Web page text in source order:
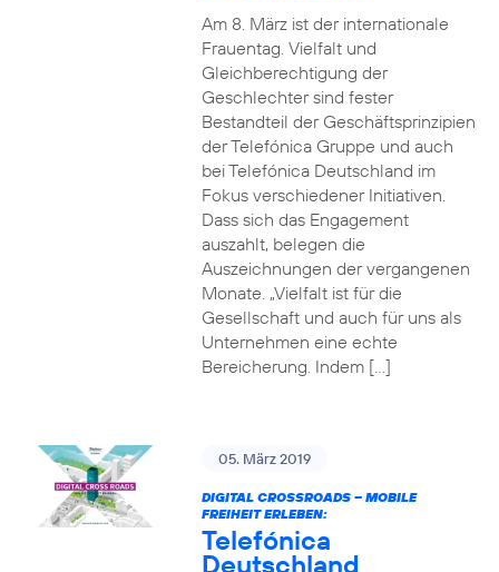
Am 8. März ist der internationale
Frauentag. Vielfalt und
Gleichberechtigung der
Geschlechter sind fester
Bestandteil der Geschäftsprinzipien
der Telefónica Gruppe und auch
bei Telefónica Deutschland im
Fokus verschiedener Initiativen.
Dass sich das Engagement
auszahlt, belegen die
Auszeichnungen der vergangenen
Monate. „Vielfalt ist für die
Gesellschaft und auch für uns als
Unternehmen eine echte
Bereicherung. Indem […]
05. März 2019
DIGITAL CROSSROADS – MOBILE
FREIHEIT ERLEBEN:
Telefónica
Deutschland